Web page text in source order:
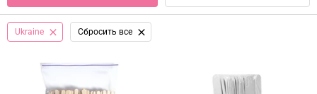
Ukraine Сбросить все